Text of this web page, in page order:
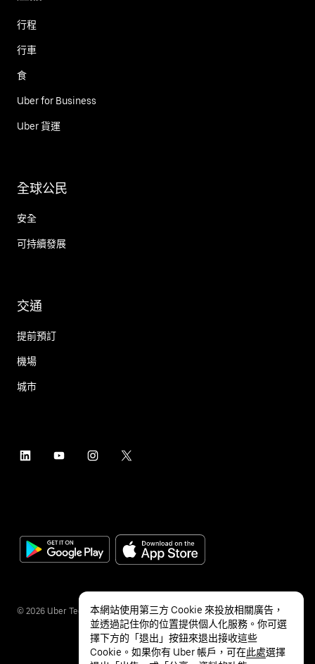
行程
行車
食
Uber for Business
Uber 貨運
全球公民
安全
可持續發展
交通
提前預訂
機場
城市
© 2026 Uber Technologies Inc.
本網站使用第三方 Cookie 來投放相關廣告，
並透過記住你的位置提供個人化服務。你可選
擇下方的「退出」按鈕來退出接收這些
Cookie。如果你有 Uber 帳戶，可在此處選擇